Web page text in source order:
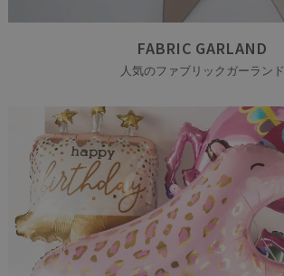
FABRIC GARLAND
人気のファブリックガーランド